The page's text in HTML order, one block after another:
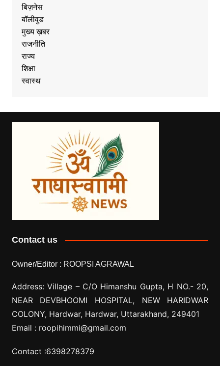
बिज़नेस
बॉलीवुड
मुख्य ख़बर
राजनीति
राज्य
शिक्षा
स्वास्थ
Contact us
Owner/Editor : ROOPSI AGRAWAL
Address: Village – C/O Himanshu Gupta, H NO.- 20,
NEAR DEVBHOOMI HOSPITAL, NEW HARIDWAR
COLONY, Hardwar, Hardwar, Uttarakhand, 249401
Email : roopihimmi@gmail.com
Contact :6398278379